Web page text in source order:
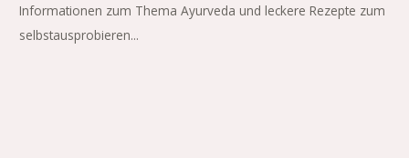
Informationen zum Thema Ayurveda und leckere Rezepte zum
selbstausprobieren...